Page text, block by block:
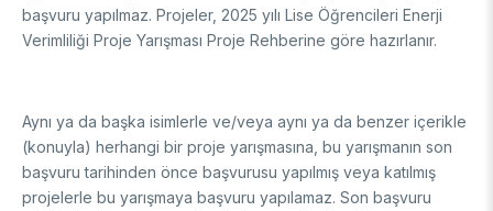
başvuru yapılmaz. Projeler, 2025 yılı Lise Öğrencileri Enerji
Verimliliği Proje Yarışması Proje Rehberine göre hazırlanır.
Aynı ya da başka isimlerle ve/veya aynı ya da benzer içerikle
(konuyla) herhangi bir proje yarışmasına, bu yarışmanın son
başvuru tarihinden önce başvurusu yapılmış veya katılmış
projelerle bu yarışmaya başvuru yapılamaz. Son başvuru